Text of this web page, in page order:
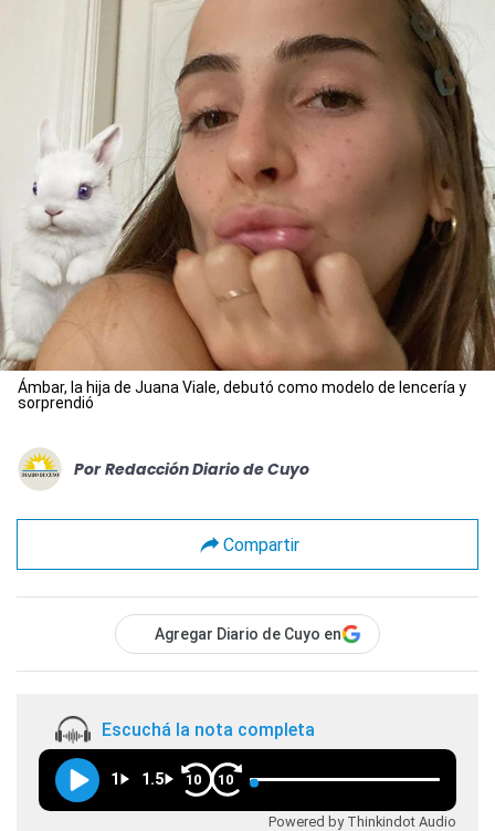
Ámbar, la hija de Juana Viale, debutó como modelo de lencería y
sorprendió
Por Redacción Diario de Cuyo
Compartir
Agregar Diario de Cuyo en
Escuchá la nota completa
1 1.5 10 10
Powered by Thinkindot Audio